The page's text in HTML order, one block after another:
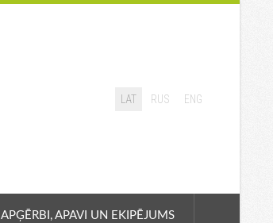
LAT RUS ENG
APĢĒRBI, APAVI UN EKIPĒJUMS